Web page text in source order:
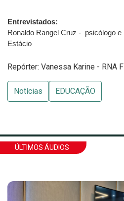
Entrevistados:
Ronaldo Rangel Cruz - psicólogo e
Estácio
Repórter: Vanessa Karine - RNA
Notícias EDUCAÇÃO
ÚLTIMOS ÁUDIOS